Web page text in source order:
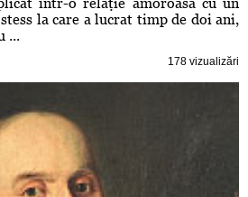
la care a lucrat timp de doi ani,
...
178 vizualizări